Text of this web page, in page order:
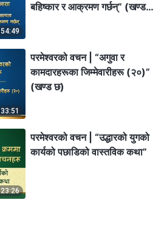
54:49
बहिष्कार र आक्रमण गर्छन्” (खण्ड
33:51
परमेश्‍वरको वचन | “अगुवा र
कामदारहरूका जिम्‍मेवारीहरू (२०)”
(खण्ड छ)
23:26
परमेश्‍वरको वचन | “उद्धारको युगको
कार्यको पछाडिको वास्तविक कथा”